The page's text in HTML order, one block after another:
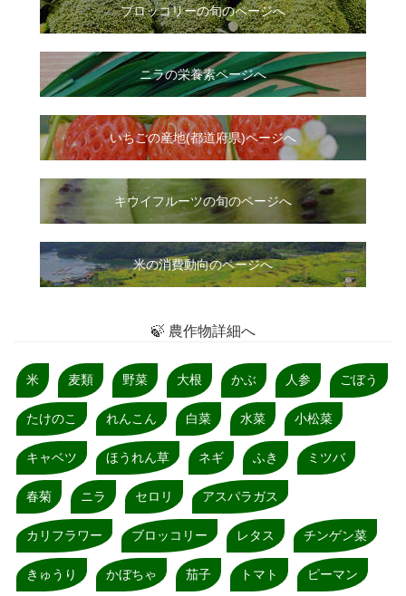
ブロッコリーの旬のページへ
ニラの栄養素ページへ
いちごの産地(都道府県)ページへ
キウイフルーツの旬のページへ
米の消費動向のページへ
🍃 農作物詳細へ
米 麦類 野菜 大根 かぶ 人参 ごぼう
たけのこ れんこん 白菜 水菜 小松菜
キャベツ ほうれん草 ネギ ふき ミツバ
春菊 ニラ セロリ アスパラガス
カリフラワー ブロッコリー レタス チンゲン菜
きゅうり かぼちゃ 茄子 トマト ピーマン